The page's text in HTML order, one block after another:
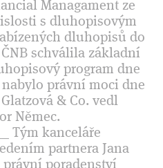
Managament ze
s dluhopisovým
dluhopisů do
schválila základní
program dne
právní moci dne
& Co. vedl
Němec.
Tým kanceláře
partnera Jana
poradenství